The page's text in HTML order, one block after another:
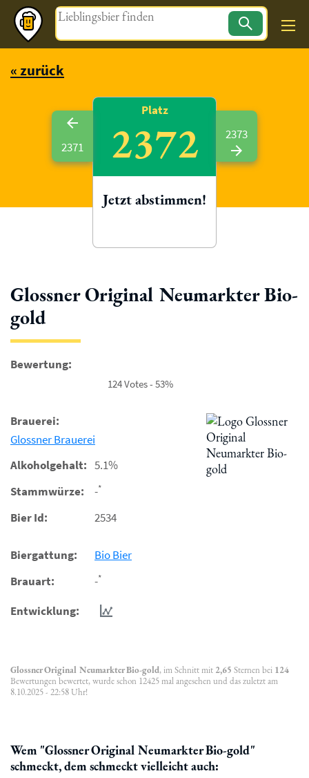
Magazin
« zurück
Glossner Original Neumarkter Bio-
gold
Bewertung:
124 Votes - 53%
Brauerei:
Glossner Brauerei
Alkoholgehalt: 5.1%
Stammwürze:
-*
Bier Id: 2534
Biergattung:
Bio Bier
Brauart:
-*
Entwicklung:
Glossner Original Neumarkter Bio-gold, im Schnitt mit 2,65 Sternen bei 124
Bewertungen bewertet, wurde schon 12425 mal angesehen und das zuletzt am
8.10.2025 - 22:58 Uhr!
Wem "Glossner Original Neumarkter Bio-gold"
schmeckt, dem schmeckt vielleicht auch:
2371
Platz
2372
Jetzt abstimmen!
2373